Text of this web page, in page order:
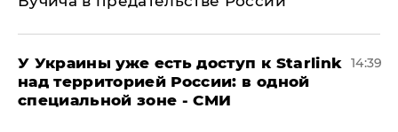
У Украины уже есть доступ к Starlink
над территорией России: в одной
специальной зоне - СМИ
14:39